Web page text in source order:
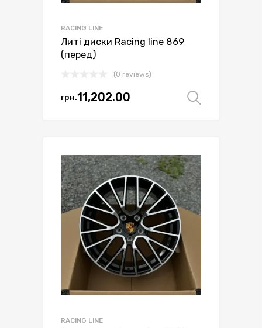
RACING LINE
Литі диски Racing line 869
(перед)
(0 reviews)
грн.11,202.00
Цей
варіантів.
Параметри
можна
вибрати
на
сторінці
товару
RACING LINE